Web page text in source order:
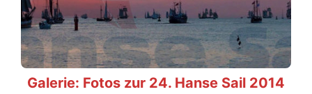
Galerie: Fotos zur 24. Hanse Sail 2014